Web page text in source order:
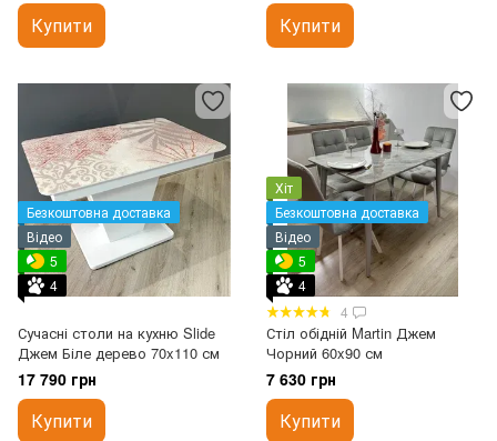
Купити Купити
Безкоштовна доставка
Відео
5
4
Сучасні столи на кухню Slide
Джем Біле дерево 70x110 см
17 790 грн
Купити
Хіт
Безкоштовна доставка
Відео
5
4
4
Стіл обідній Martin Джем
Чорний 60x90 см
7 630 грн
Купити